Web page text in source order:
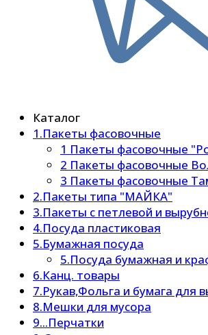
Каталог
1.Пакеты фасовочные
1 Пакеты фасовочные
2 Пакеты фасовочные
3 Пакеты фасовочные
2.Пакеты типа "МАЙКА"
3.Пакеты с петлевой и
4.Посуда пластиковая
5.Бумажная посуда
5.Посуда бумажная и
6.Канц. товары
7.Рукав,Фольга и бумага для
8.Мешки для мусора
9...Перчатки